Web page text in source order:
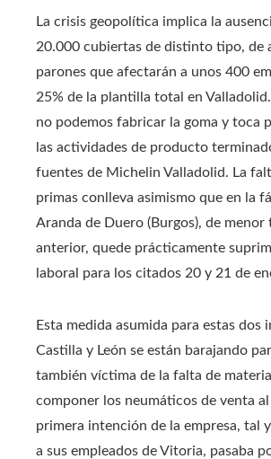
La crisis geopolítica implica la
20.000 cubiertas de distinto tipo, de
parones que afectarán a unos 400
25% de la plantilla total en
no podemos fabricar la goma y toca
las actividades de producto
fuentes de Michelin Valladolid. La
primas conlleva asimismo que en la
Aranda de Duero (Burgos), de menor
anterior, quede prácticamente
laboral para los citados 20 y 21 de
Esta medida asumida para estas dos
Castilla y León se están barajando
también víctima de la falta de
componer los neumáticos de venta
primera intención de la empresa, tal
a sus empleados de Vitoria, pasaba